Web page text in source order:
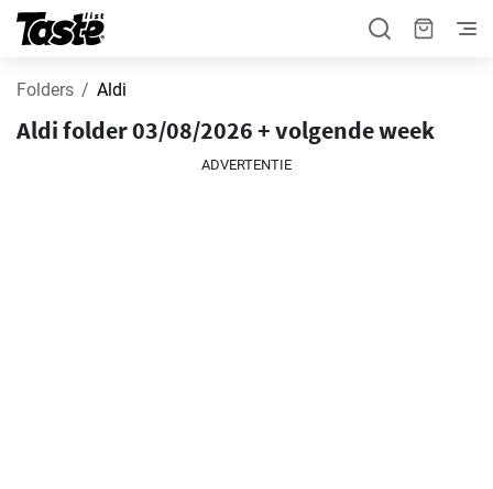
Folders Aldi
Aldi folder 03/08/2026 + volgende week
ADVERTENTIE